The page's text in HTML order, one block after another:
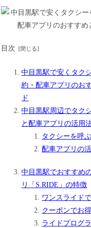
目次
中目黒駅で安くタク
約・配車アプリのお
ド
中目黒駅周辺でタク
と配車アプリの活用
タクシーを呼
配車アプリの
中目黒駅でおすすめ
リ「S.RIDE」の特徴
ワンスライド
クーポンでお
ライドプログ